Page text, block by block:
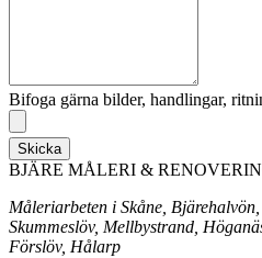
Bifoga gärna bilder, handlingar,
Skicka
BJÄRE MÅLERI &
Måleriarbeten i Skåne,
Skummeslöv, Mellbystrand,
Förslöv, Hålarp